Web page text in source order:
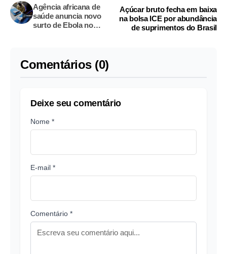
Agência africana de
saúde anuncia novo
surto de Ebola no
Açúcar bruto fecha em baixa
na bolsa ICE por abundância
de suprimentos do Brasil
Comentários (0)
Deixe seu comentário
Nome *
E-mail *
Comentário *